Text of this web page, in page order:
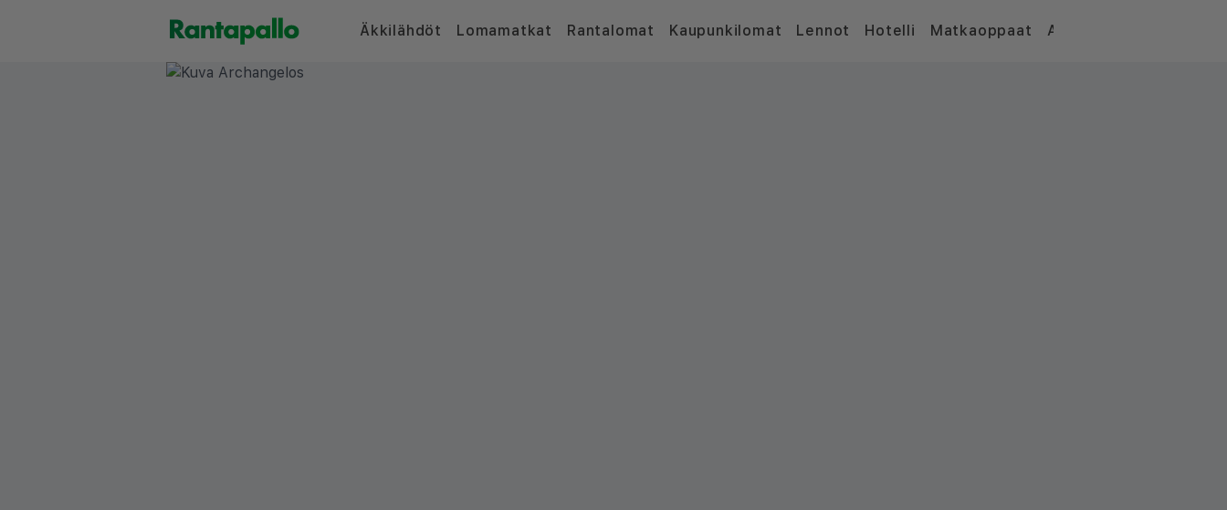
Äkkilähdöt Lomamatkat Rantalomat Kaupunkilomat Lennot Hotelli Matkaoppaat Artikkelit